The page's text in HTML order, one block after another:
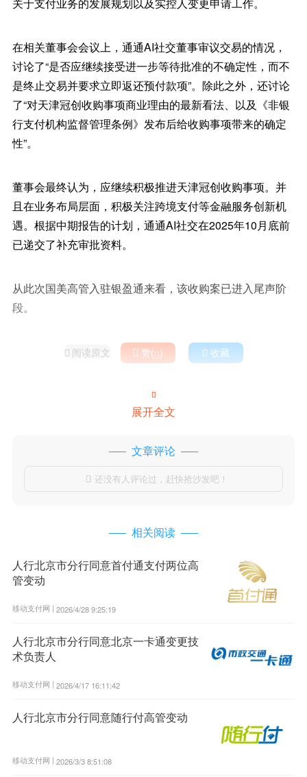
关于支付业务的发展规划以及实控人变更申请工作。
在相关董事会会议上，通通AI社交董事审议交易的情况，
讨论了“是否应继续接受进一步等待批准的不确定性，而不
是终止交易并要求立即返还预付款项”。除此之外，还讨论
了“对天津冠创收购事项商业理由的最新看法、以及《非银
行支付机构监督管理条例》发布后给收购事项带来的确定
性”。
董事会最终认为，应继续积极推进天津冠创收购事项。并
且在业务布局层面，积极关注跨境支付等金融服务创新机
遇。根据中期报告的计划，通通AI社交在2025年10月底前
已递交了补充审批资料。
从此次国美高管入驻银盈通来看，该收购案已进入尾声阶
段。
 阅读原文  赞()  收藏

展开全文
文章评论
 还没有人评论过，赶快抢沙发吧！
相关阅读
人行北京市分行同意首付通支付两位高
管变动
移动支付网 | 2026/4/28 9:25:19
人行北京市分行同意北京一卡通变更技
术负责人
移动支付网 | 2026/4/17 16:11:42
人行北京市分行同意随行付高管变动
移动支付网 | 2026/3/3 8:51:08